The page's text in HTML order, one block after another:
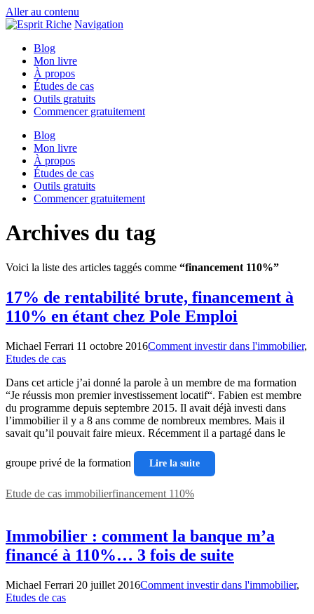
Aller au contenu
Navigation
Blog
Mon livre
À propos
Études de cas
Outils gratuits
Commencer gratuitement
Blog
Mon livre
À propos
Études de cas
Outils gratuits
Commencer gratuitement
Archives du tag
Voici la liste des articles taggés comme “financement 110%”
17% de rentabilité brute, financement à
110% en étant chez Pole Emploi
Michael Ferrari 11 octobre 2016Comment investir dans l'immobilier,
Etudes de cas
Dans cet article j’ai donné la parole à un membre de ma formation
“Je réussis mon premier investissement locatif“. Fabien est membre
du programme depuis septembre 2015. Il avait déjà investi dans
l’immobilier il y a 8 ans comme de nombreux membres. Mais il
savait qu’il pouvait faire mieux. Récemment il a partagé dans le
groupe privé de la formation Lire la suite
Etude de cas immobilierfinancement 110%
Immobilier : comment la banque m’a
financé à 110%… 3 fois de suite
Michael Ferrari 20 juillet 2016Comment investir dans l'immobilier,
Etudes de cas